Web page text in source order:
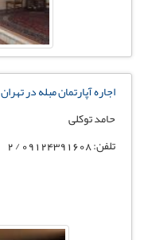
اجاره آپارتمان مبله در تهران
حامد توکلی
تلفن: 09124391608 / 2